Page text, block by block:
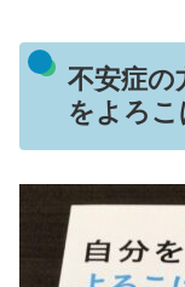
不安症
をよろ